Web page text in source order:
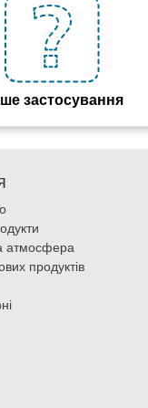
застосування
атмосфера
продуктів